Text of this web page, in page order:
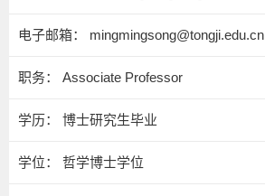
电子邮箱： mingmingsong@tongji.edu.cn
职务： Associate Professor
学历： 博士研究生毕业
学位： 哲学博士学位